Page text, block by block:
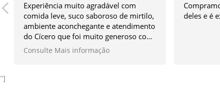
Experiência muito agradável com
comida leve, suco saboroso de mirtilo,
ambiente aconchegante e atendimento
do Cícero que foi muito generoso com
os itens do seu quintal e simpático
Consulte Mais informação
deles e é
"]